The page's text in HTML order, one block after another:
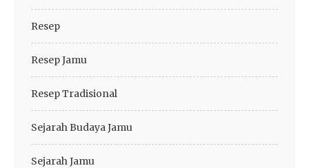
Resep
Resep Jamu
Resep Tradisional
Sejarah Budaya Jamu
Sejarah Jamu